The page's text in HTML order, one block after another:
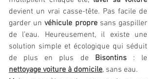
devient un vrai casse-tête. Pas facile de
garder un véhicule propre sans gaspiller
de l’eau. Heureusement, il existe une
solution simple et écologique qui séduit
de plus en plus de Bisontins
nettoyage voiture à domicile, sans eau.